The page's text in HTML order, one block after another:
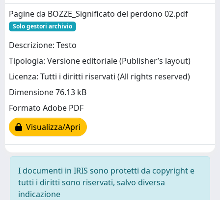
Pagine da BOZZE_Significato del perdono 02.pdf
Solo gestori archivio
Descrizione: Testo
Tipologia: Versione editoriale (Publisher’s layout)
Licenza: Tutti i diritti riservati (All rights reserved)
Dimensione 76.13 kB
Formato Adobe PDF
Visualizza/Apri
I documenti in IRIS sono protetti da copyright e
tutti i diritti sono riservati, salvo diversa
indicazione